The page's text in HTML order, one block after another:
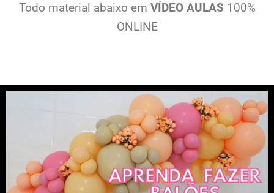
Todo material abaixo em VÍDEO AULAS 100%
ONLINE